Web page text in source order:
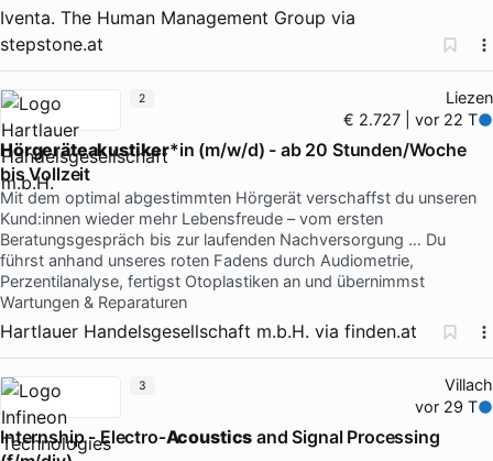
Iventa. The Human Management Group via
stepstone.at
Liezen
€ 2.727 | vor 22 T
Hörgeräteakustiker*in (m/w/d) - ab 20 Stunden/Woche
bis Vollzeit
Mit dem optimal abgestimmten Hörgerät verschaffst du unseren
Kund:innen wieder mehr Lebensfreude – vom ersten
Beratungsgespräch bis zur laufenden Nachversorgung … Du
führst anhand unseres roten Fadens durch Audiometrie,
Perzentilanalyse, fertigst Otoplastiken an und übernimmst
Wartungen & Reparaturen
Hartlauer Handelsgesellschaft m.b.H. via finden.at
2
Villach
vor 29 T
Internship - Electro‑Acoustics and Signal Processing
3